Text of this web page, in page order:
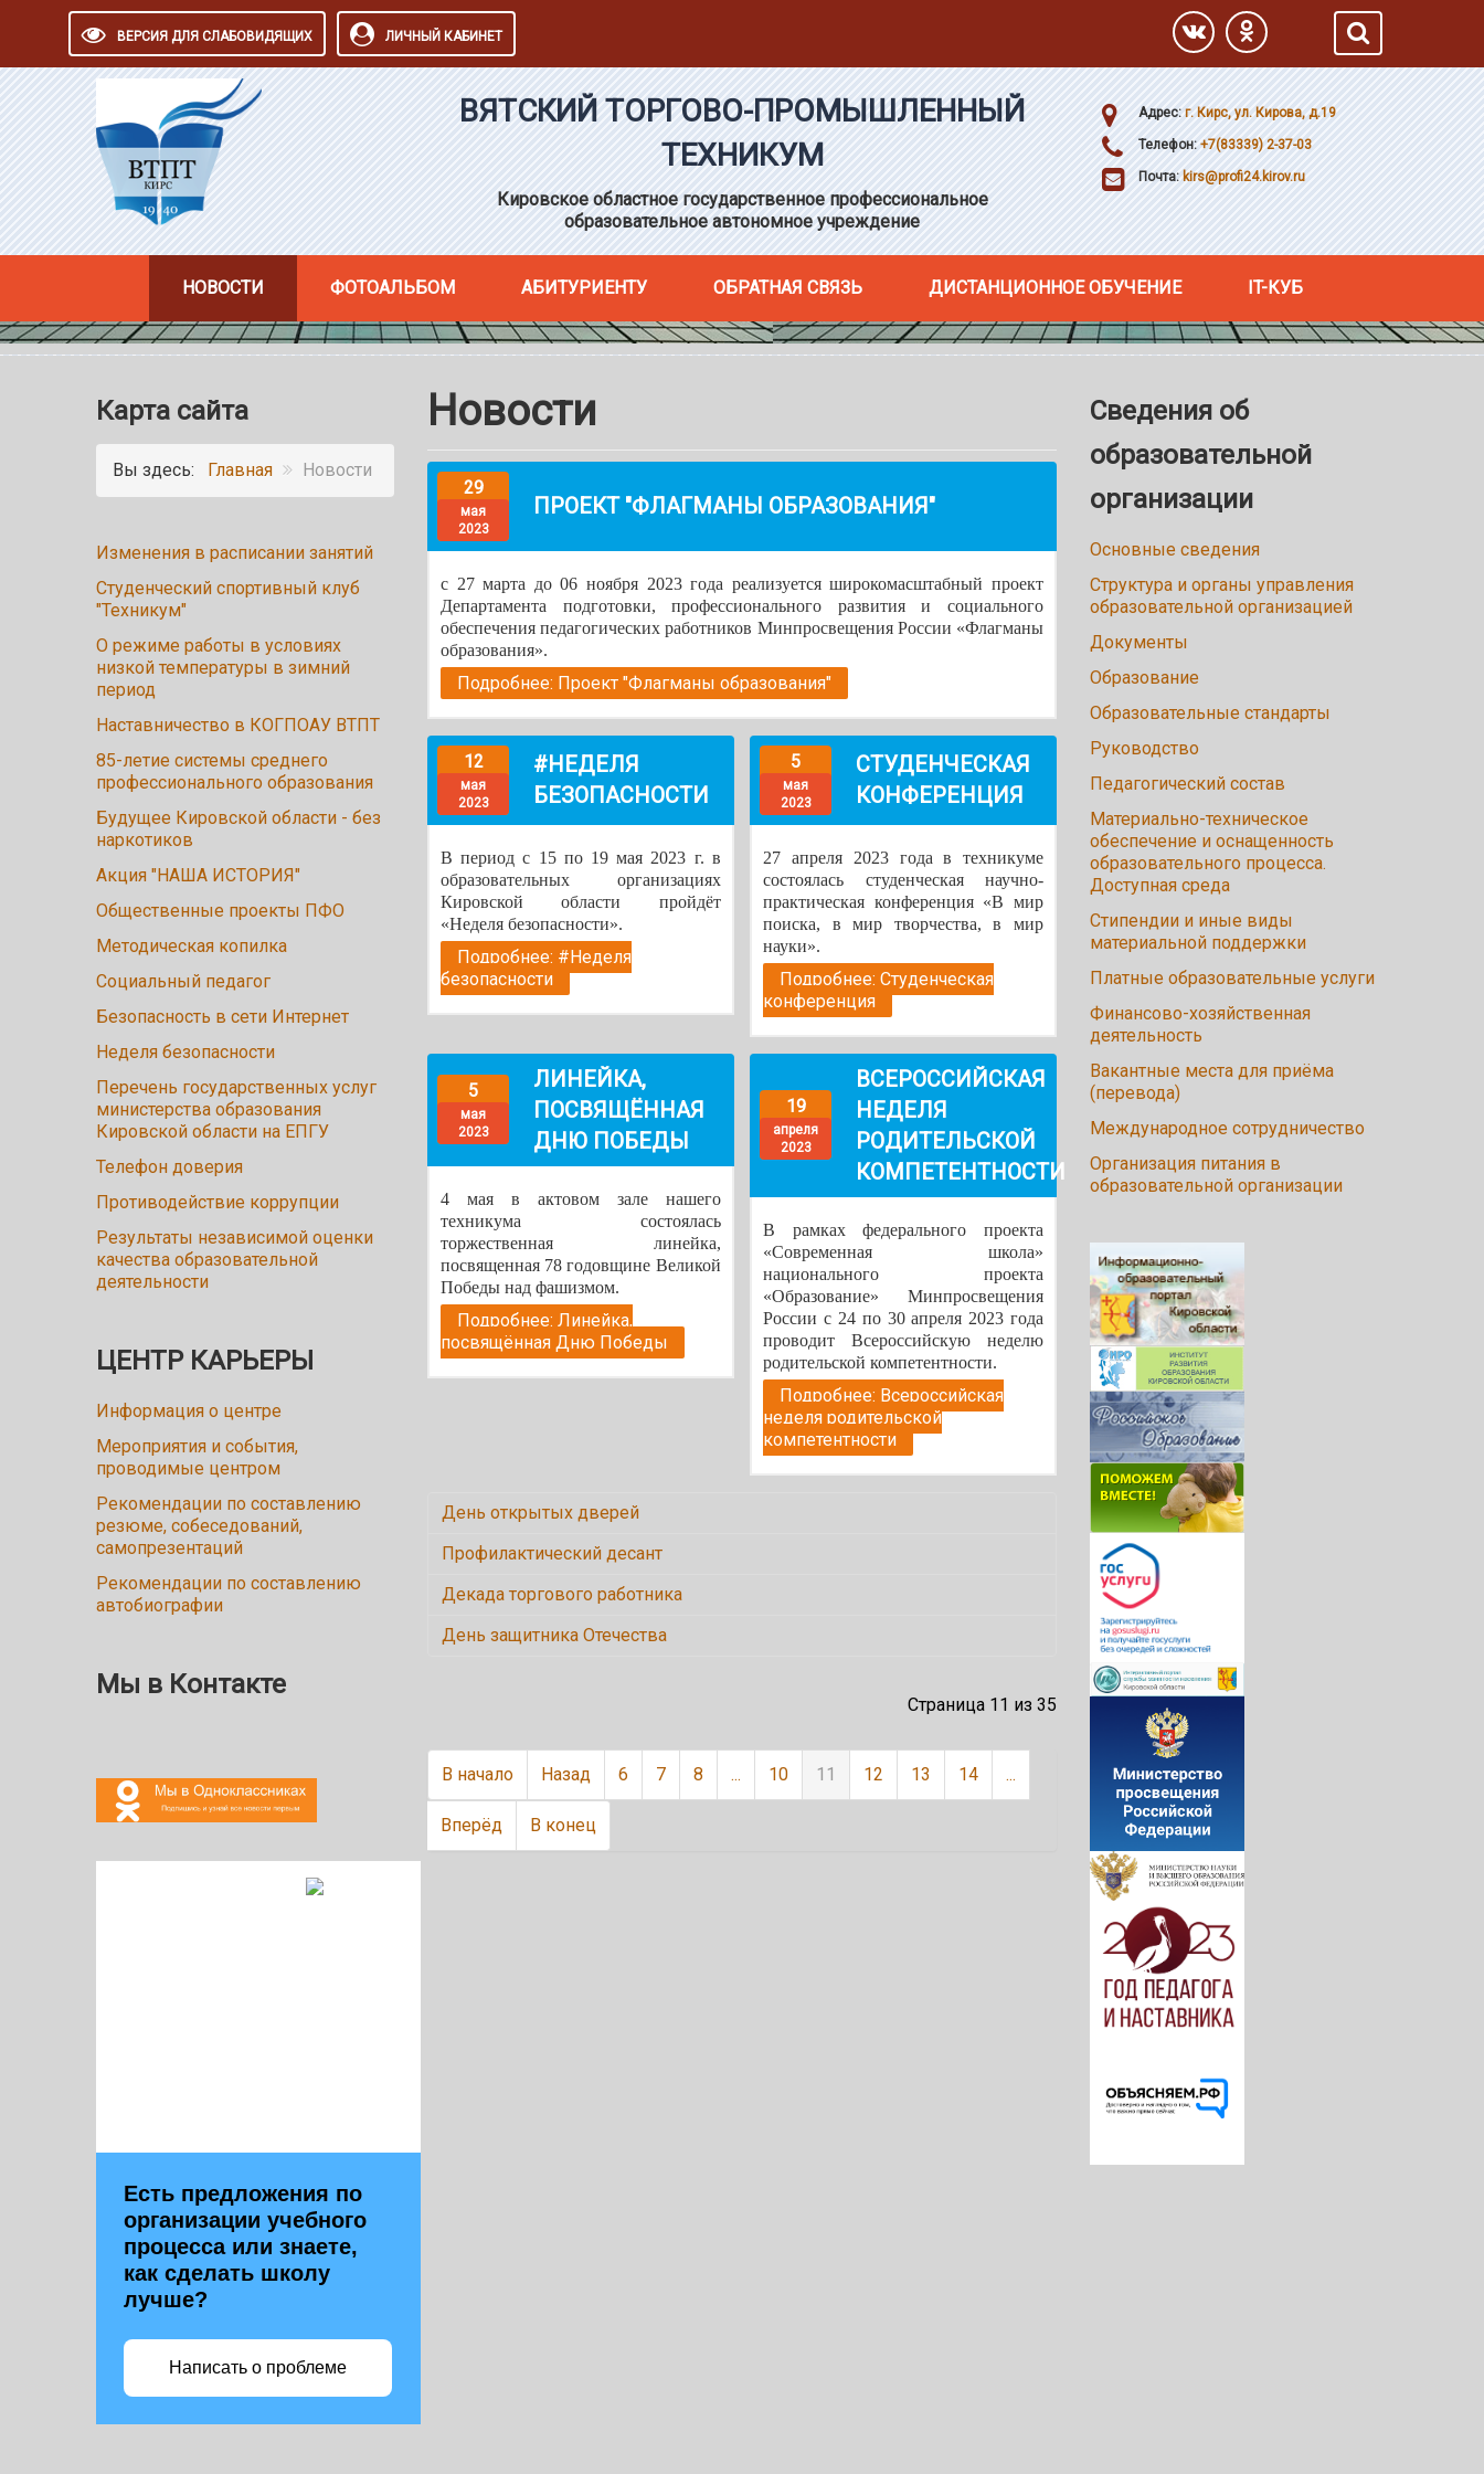
ВЕРСИЯ ДЛЯ СЛАБОВИДЯЩИХ ЛИЧНЫЙ КАБИНЕТ
ВЯТСКИЙ ТОРГОВО-ПРОМЫШЛЕННЫЙ
ТЕХНИКУМ
Кировское областное государственное профессиональное
образовательное автономное учреждение
Адрес: г. Кирс, ул. Кирова, д.19
Телефон: +7(83339) 2-37-03
Почта: kirs@profi24.kirov.ru
НОВОСТИ ФОТОАЛЬБОМ АБИТУРИЕНТУ ОБРАТНАЯ СВЯЗЬ ДИСТАНЦИОННОЕ ОБУЧЕНИЕ IT-КУБ
Карта сайта
Вы здесь: Главная Новости
Изменения в расписании занятий
Студенческий спортивный клуб
"Техникум"
О режиме работы в условиях
низкой температуры в зимний
период
Наставничество в КОГПОАУ ВТПТ
85-летие системы среднего
профессионального образования
Будущее Кировской области - без
наркотиков
Акция "НАША ИСТОРИЯ"
Общественные проекты ПФО
Методическая копилка
Социальный педагог
Безопасность в сети Интернет
Неделя безопасности
Перечень государственных услуг
министерства образования
Кировской области на ЕПГУ
Телефон доверия
Противодействие коррупции
Результаты независимой оценки
качества образовательной
деятельности
ЦЕНТР КАРЬЕРЫ
Информация о центре
Мероприятия и события,
проводимые центром
Рекомендации по составлению
резюме, собеседований,
самопрезентаций
Рекомендации по составлению
автобиографии
Мы в Контакте
Есть предложения по
организации учебного
процесса или знаете,
как сделать школу
лучше?
Написать о проблеме
Новости
29
мая
2023
ПРОЕКТ "ФЛАГМАНЫ ОБРАЗОВАНИЯ"
с 27 марта до 06 ноября 2023 года реализуется широкомасштабный проект
Департамента подготовки, профессионального развития и социального
обеспечения педагогических работников Минпросвещения России «Флагманы
образования».
Подробнее: Проект "Флагманы образования"
12
мая
2023
#НЕДЕЛЯ
БЕЗОПАСНОСТИ
В период с 15 по 19 мая 2023 г. в
образовательных организациях
Кировской области пройдёт
«Неделя безопасности».
Подробнее: #Неделя
безопасности
5
мая
2023
СТУДЕНЧЕСКАЯ
КОНФЕРЕНЦИЯ
27 апреля 2023 года в техникуме
состоялась студенческая научно-
практическая конференция «В мир
поиска, в мир творчества, в мир
науки».
Подробнее: Студенческая
конференция
5
мая
2023
ЛИНЕЙКА,
ПОСВЯЩЁННАЯ
ДНЮ ПОБЕДЫ
4 мая в актовом зале нашего
техникума состоялась
торжественная линейка,
посвященная 78 годовщине Великой
Победы над фашизмом.
Подробнее: Линейка,
посвящённая Дню Победы
19
апреля
2023
ВСЕРОССИЙСКАЯ
НЕДЕЛЯ
РОДИТЕЛЬСКОЙ
КОМПЕТЕНТНОСТИ
В рамках федерального проекта
«Современная школа»
национального проекта
«Образование» Минпросвещения
России с 24 по 30 апреля 2023 года
проводит Всероссийскую неделю
родительской компетентности.
Подробнее: Всероссийская
неделя родительской
компетентности
День открытых дверей
Профилактический десант
Декада торгового работника
День защитника Отечества
Страница 11 из 35
В начало Назад 6 7 8 ... 10 11 12 13 14 ...
Вперёд В конец
Сведения об
образовательной
организации
Основные сведения
Структура и органы управления
образовательной организацией
Документы
Образование
Образовательные стандарты
Руководство
Педагогический состав
Материально-техническое
обеспечение и оснащенность
образовательного процесса.
Доступная среда
Стипендии и иные виды
материальной поддержки
Платные образовательные услуги
Финансово-хозяйственная
деятельность
Вакантные места для приёма
(перевода)
Международное сотрудничество
Организация питания в
образовательной организации